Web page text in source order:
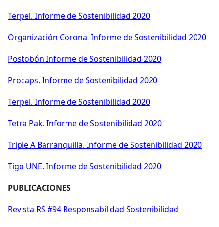
Terpel. Informe de Sostenibilidad 2020
Organización Corona. Informe de Sostenibilidad 2020
Postobón Informe de Sostenibilidad 2020
Procaps. Informe de Sostenibilidad 2020
Terpel. Informe de Sostenibilidad 2020
Tetra Pak. Informe de Sostenibilidad 2020
Triple A Barranquilla. Informe de Sostenibilidad 2020
Tigo UNE. Informe de Sostenibilidad 2020
PUBLICACIONES
Revista RS #94 Responsabilidad Sostenibilidad